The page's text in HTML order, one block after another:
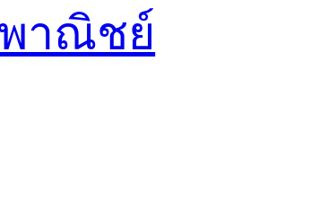
าณิชย์